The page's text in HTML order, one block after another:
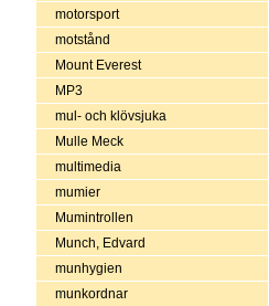
motorsport
motstånd
Mount Everest
MP3
mul- och klövsjuka
Mulle Meck
multimedia
mumier
Mumintrollen
Munch, Edvard
munhygien
munkordnar